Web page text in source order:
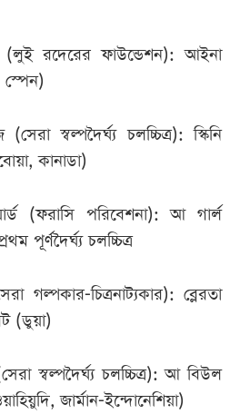
(লুই রদেরের ফাউন্ডেশন): আইনা
স্পেন)
স্বল্পদৈর্ঘ্য চলচ্চিত্র): স্কিনি
কানাডা)
(ফরাসি পরিবেশনা): আ গার্ল
পূর্ণদৈর্ঘ্য চলচ্চিত্র
গল্পকার-চিত্রনাট্যকার): ব্লেরতা
(ডুয়া)
স্বল্পদৈর্ঘ্য চলচ্চিত্র): আ বিউল
জার্মান-ইন্দোনেশিয়া)